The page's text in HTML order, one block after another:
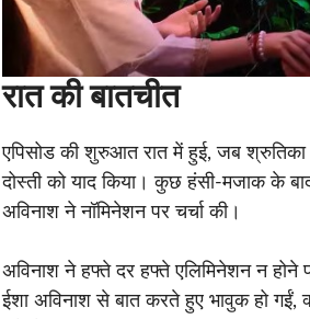
रात की बातचीत
एपिसोड की शुरुआत रात में हुई, जब श्रुतिका
दोस्ती को याद किया। कुछ हंसी-मजाक के
अविनाश ने नॉमिनेशन पर चर्चा की।
अविनाश ने हफ्ते दर हफ्ते एलिमिनेशन न होने
ईशा अविनाश से बात करते हुए भावुक हो